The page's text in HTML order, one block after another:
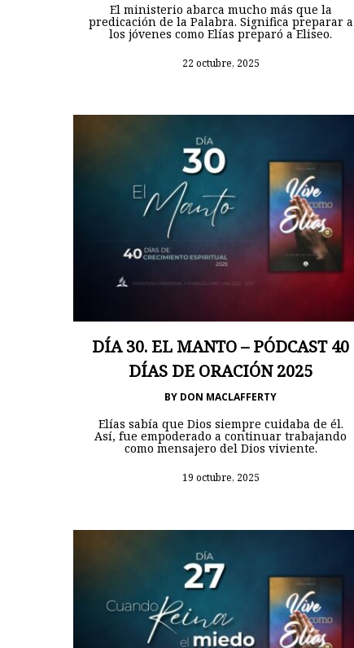
El ministerio abarca mucho más que la
predicación de la Palabra. Significa preparar a
los jóvenes como Elías preparó a Eliseo.
22 octubre, 2025
DÍA 30. EL MANTO – PÓDCAST 40
DÍAS DE ORACIÓN 2025
BY DON MACLAFFERTY
Elías sabía que Dios siempre cuidaba de él.
Así, fue empoderado a continuar trabajando
como mensajero del Dios viviente.
19 octubre, 2025